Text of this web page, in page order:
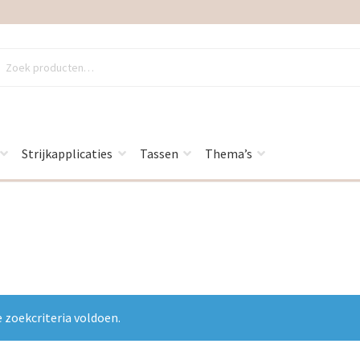
Strijkapplicaties Tassen Thema’s
zoekcriteria voldoen.